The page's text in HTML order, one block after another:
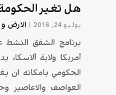
هل تغير الحكومة
يوليو 24, 2016 | الارض
أمريكا ولاية ألاسكا،
الحكومي بامكانه ان
العواصف والاعاصير